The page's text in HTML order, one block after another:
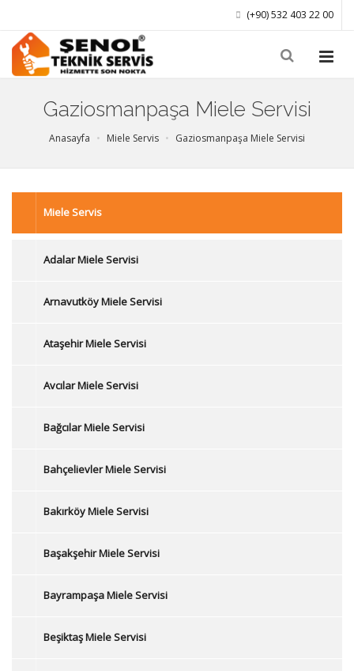
(+90) 532 403 22 00
Gaziosmanpaşa Miele Servisi
Anasayfa Miele Servis Gaziosmanpaşa Miele Servisi
Miele Servis
Adalar Miele Servisi
Arnavutköy Miele Servisi
Ataşehir Miele Servisi
Avcılar Miele Servisi
Bağcılar Miele Servisi
Bahçelievler Miele Servisi
Bakırköy Miele Servisi
Başakşehir Miele Servisi
Bayrampaşa Miele Servisi
Beşiktaş Miele Servisi